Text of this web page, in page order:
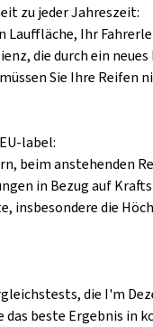
zu jeder Jahreszeit:
Lauffläche, Ihr
die durch ein
Sie Ihre
label:
beim anstehenden
in Bezug auf
insbesondere die
die I'm
beste Ergebnis in